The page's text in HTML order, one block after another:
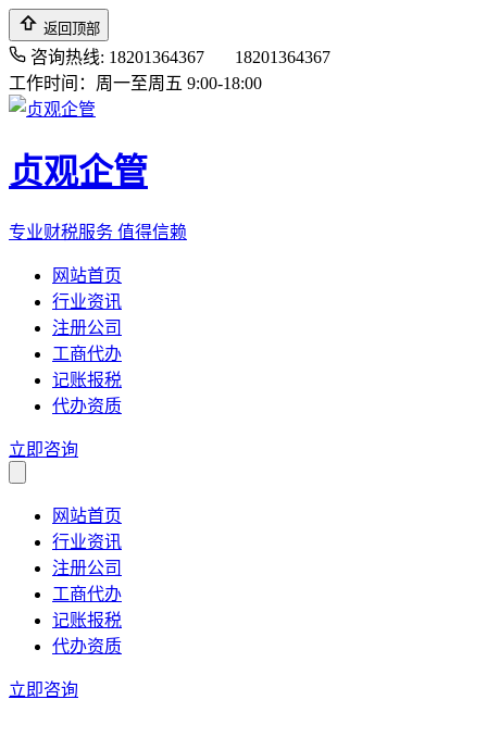
返回顶部
咨询热线: 18201364367
18201364367
工作时间：周一至周五 9:00-18:00
贞观企管
专业财税服务 值得信赖
网站首页
行业资讯
注册公司
工商代办
记账报税
代办资质
立即咨询
网站首页
行业资讯
注册公司
工商代办
记账报税
代办资质
立即咨询